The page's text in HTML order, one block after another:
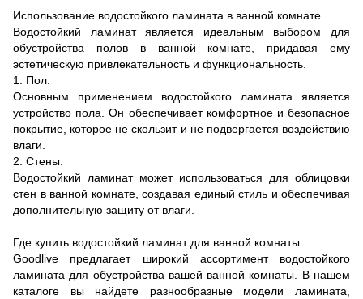
Использование водостойкого ламината в ванной комнате.
Водостойкий ламинат является идеальным выбором для
обустройства полов в ванной комнате, придавая ему
эстетическую привлекательность и функциональность.
1. Пол:
Основным применением водостойкого ламината является
устройство пола. Он обеспечивает комфортное и безопасное
покрытие, которое не скользит и не подвергается воздействию
влаги.
2. Стены:
Водостойкий ламинат может использоваться для облицовки
стен в ванной комнате, создавая единый стиль и обеспечивая
дополнительную защиту от влаги.
Где купить водостойкий ламинат для ванной комнаты
Goodlive предлагает широкий ассортимент водостойкого
ламината для обустройства вашей ванной комнаты. В нашем
каталоге вы найдете разнообразные модели ламината,